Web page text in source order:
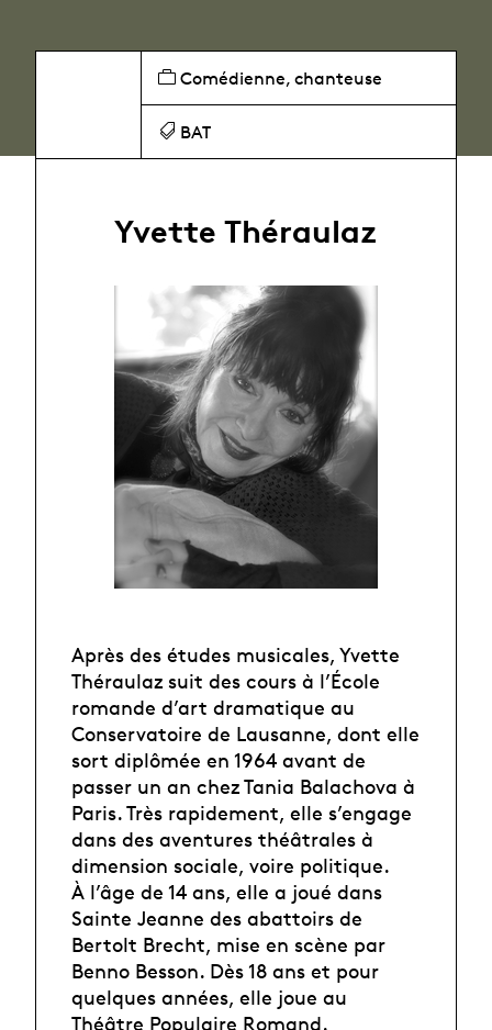
Comédienne, chanteuse
BAT
Yvette Théraulaz
Après des études musicales, Yvette
Théraulaz suit des cours à l’École
romande d’art dramatique au
Conservatoire de Lausanne, dont elle
sort diplômée en 1964 avant de
passer un an chez Tania Balachova à
Paris. Très rapidement, elle s’engage
dans des aventures théâtrales à
dimension sociale, voire politique.
À l’âge de 14 ans, elle a joué dans
Sainte Jeanne des abattoirs de
Bertolt Brecht, mise en scène par
Benno Besson. Dès 18 ans et pour
quelques années, elle joue au
Théâtre Populaire Romand.